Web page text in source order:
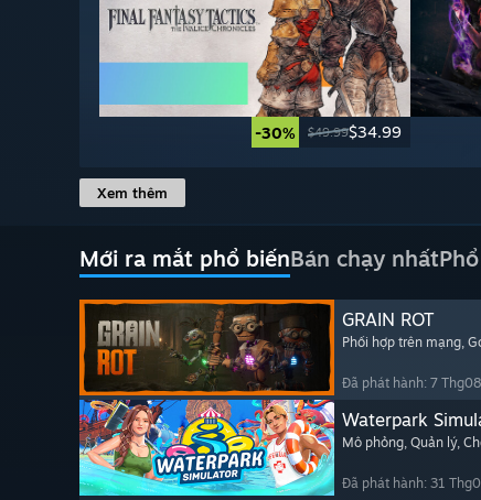
-30% $49.99$34.99
Xem thêm
Mới ra mắt phổ biếnBán chạy nhất
GRAIN ROT
Phối hợp trên mạng,
Đã phát hành: 7
Waterpark
Mô phỏng, Quản lý,
Đã phát hành: 31